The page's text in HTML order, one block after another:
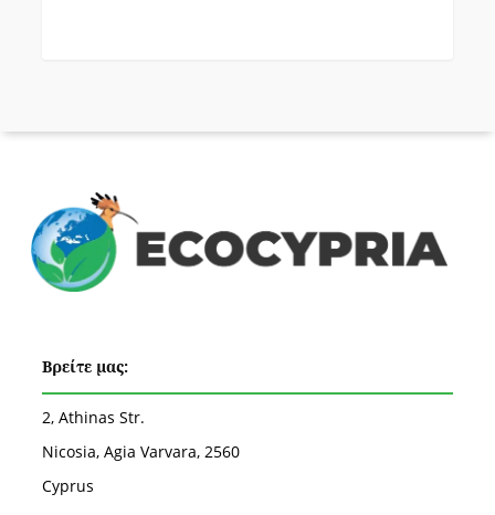
Βρείτε μας:
2, Athinas Str.
Nicosia, Agia Varvara, 2560
Cyprus